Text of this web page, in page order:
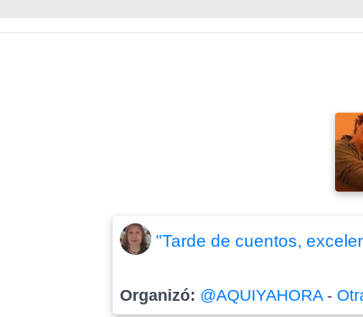
"Tarde de cuentos,
Organizó: @AQUIYAHORA-